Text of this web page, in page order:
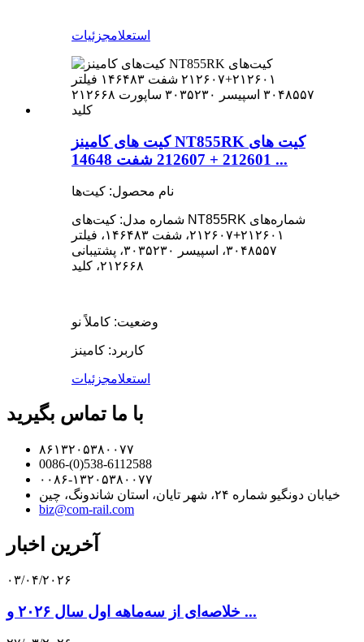
استعلامجزئیات
کیت های کامینز NT855RK کیت های
212601 + 212607 شفت 14648 ...
نام محصول: کیت‌ها
شماره مدل: کیت‌های NT855RK شماره‌های
۲۱۲۶۰۱+۲۱۲۶۰۷، شفت ۱۴۶۴۸۳، فیلتر
۳۰۴۸۵۵۷، اسپیسر ۳۰۳۵۲۳۰، پشتیبانی
۲۱۲۶۶۸، کلید
وضعیت: کاملاً نو
کاربرد: کامینز
استعلامجزئیات
با ما تماس بگیرید
۸۶۱۳۲۰۵۳۸۰۰۷۷
0086-(0)538-6112588
۰۰۸۶-۱۳۲۰۵۳۸۰۰۷۷
خیابان دونگیو شماره ۲۴، شهر تایان، استان شاندونگ، چین
biz@com-rail.com
آخرین اخبار
۰۳/۰۴/۲۰۲۶
خلاصه‌ای از سه‌ماهه اول سال ۲۰۲۶ و ...